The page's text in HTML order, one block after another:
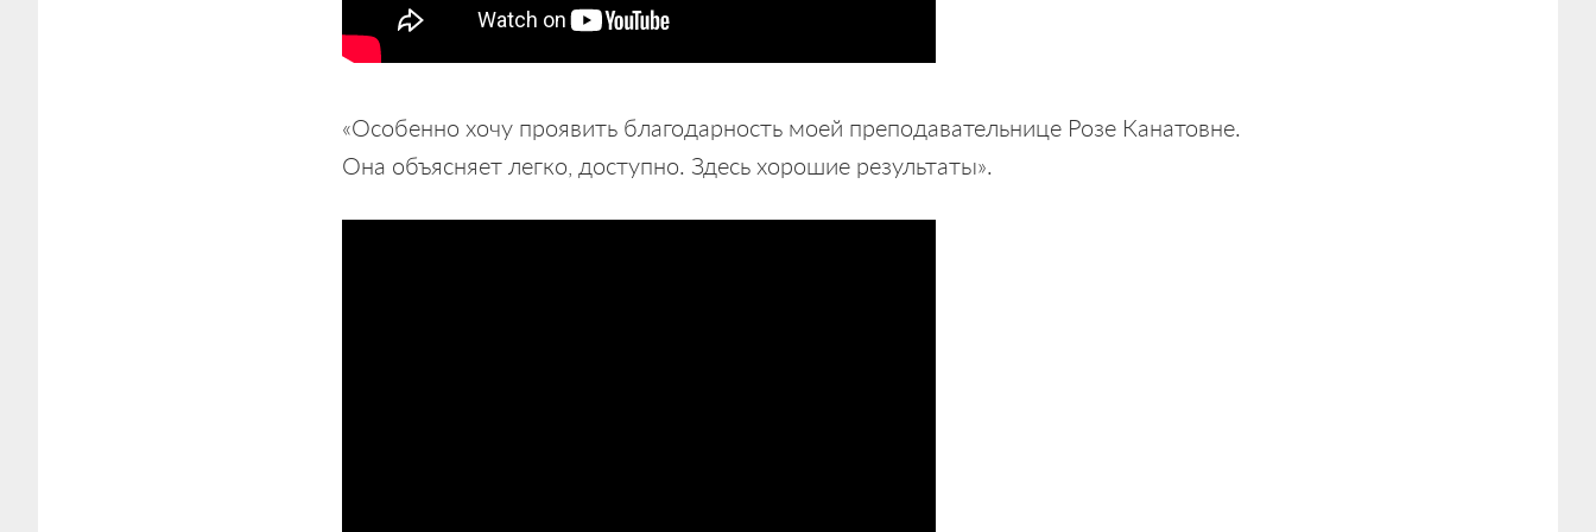
«Особенно хочу проявить благодарность моей преподавательнице Розе Канатовне.
Она объясняет легко, доступно. Здесь хорошие результаты».